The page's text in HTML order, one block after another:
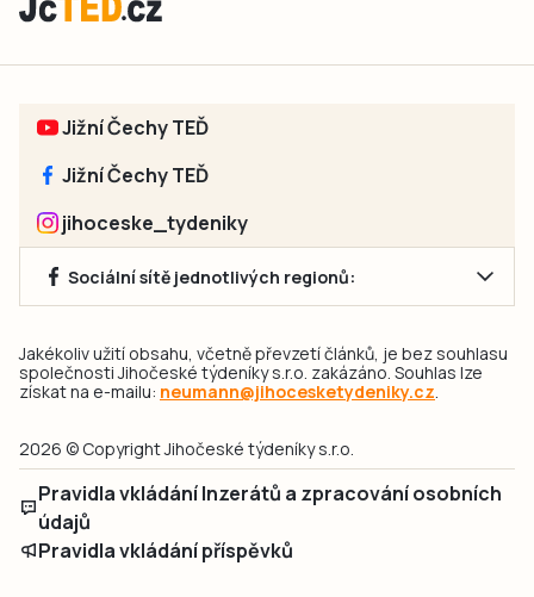
Jižní Čechy TEĎ
Jižní Čechy TEĎ
jihoceske_tydeniky
Sociální sítě jednotlivých regionů:
Jakékoliv užití obsahu, včetně převzetí článků, je bez souhlasu
společnosti Jihočeské týdeníky s.r.o. zakázáno. Souhlas lze
získat na e-mailu: neumann@jihocesketydeniky.cz.
2026 © Copyright Jihočeské týdeníky s.r.o.
Pravidla vkládání Inzerátů a zpracování osobních
údajů
Pravidla vkládání příspěvků